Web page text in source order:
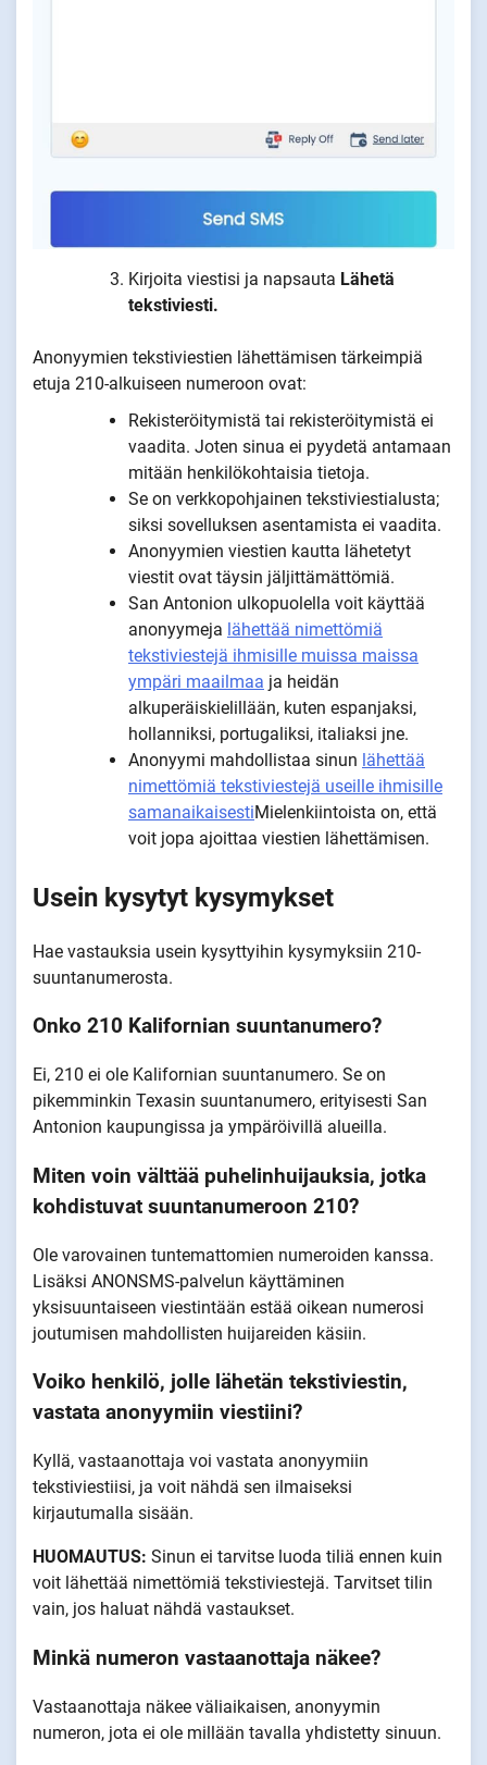
Kirjoita viestisi ja napsauta Lähetä
tekstiviesti.
Anonyymien tekstiviestien lähettämisen tärkeimpiä
etuja 210-alkuiseen numeroon ovat:
Rekisteröitymistä tai rekisteröitymistä ei
vaadita. Joten sinua ei pyydetä antamaan
mitään henkilökohtaisia tietoja.
Se on verkkopohjainen tekstiviestialusta;
siksi sovelluksen asentamista ei vaadita.
Anonyymien viestien kautta lähetetyt
viestit ovat täysin jäljittämättömiä.
San Antonion ulkopuolella voit käyttää
anonyymeja lähettää nimettömiä
tekstiviestejä ihmisille muissa maissa
ympäri maailmaa ja heidän
alkuperäiskielillään, kuten espanjaksi,
hollanniksi, portugaliksi, italiaksi jne.
Anonyymi mahdollistaa sinun lähettää
nimettömiä tekstiviestejä useille ihmisille
samanaikaisestiMielenkiintoista on, että
voit jopa ajoittaa viestien lähettämisen.
Usein kysytyt kysymykset
Hae vastauksia usein kysyttyihin kysymyksiin 210-
suuntanumerosta.
Onko 210 Kalifornian suuntanumero?
Ei, 210 ei ole Kalifornian suuntanumero. Se on
pikemminkin Texasin suuntanumero, erityisesti San
Antonion kaupungissa ja ympäröivillä alueilla.
Miten voin välttää puhelinhuijauksia, jotka
kohdistuvat suuntanumeroon 210?
Ole varovainen tuntemattomien numeroiden kanssa.
Lisäksi ANONSMS-palvelun käyttäminen
yksisuuntaiseen viestintään estää oikean numerosi
joutumisen mahdollisten huijareiden käsiin.
Voiko henkilö, jolle lähetän tekstiviestin,
vastata anonyymiin viestiini?
Kyllä, vastaanottaja voi vastata anonyymiin
tekstiviestiisi, ja voit nähdä sen ilmaiseksi
kirjautumalla sisään.
HUOMAUTUS: Sinun ei tarvitse luoda tiliä ennen kuin
voit lähettää nimettömiä tekstiviestejä. Tarvitset tilin
vain, jos haluat nähdä vastaukset.
Minkä numeron vastaanottaja näkee?
Vastaanottaja näkee väliaikaisen, anonyymin
numeron, jota ei ole millään tavalla yhdistetty sinuun.